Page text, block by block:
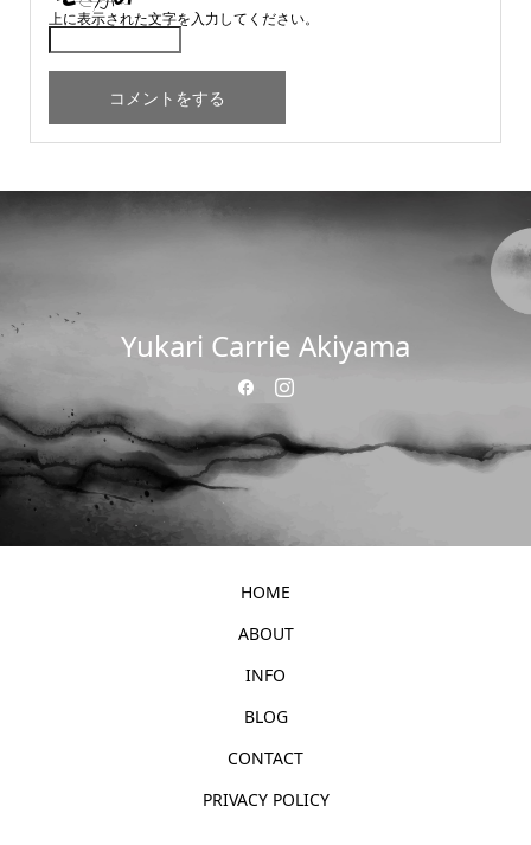
上に表示された文字を入力してください。
Yukari Carrie Akiyama
HOME
ABOUT
INFO
BLOG
CONTACT
PRIVACY POLICY